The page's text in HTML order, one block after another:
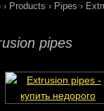
› Products› Pipes›
pipes